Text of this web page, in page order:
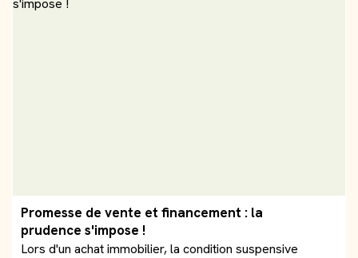
Promesse de vente et financement : la
prudence s'impose !
Lors d'un achat immobilier, la condition suspensive